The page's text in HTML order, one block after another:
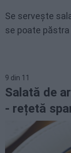
Se servește
se poate
9 din 11
Salată de
- rețetă